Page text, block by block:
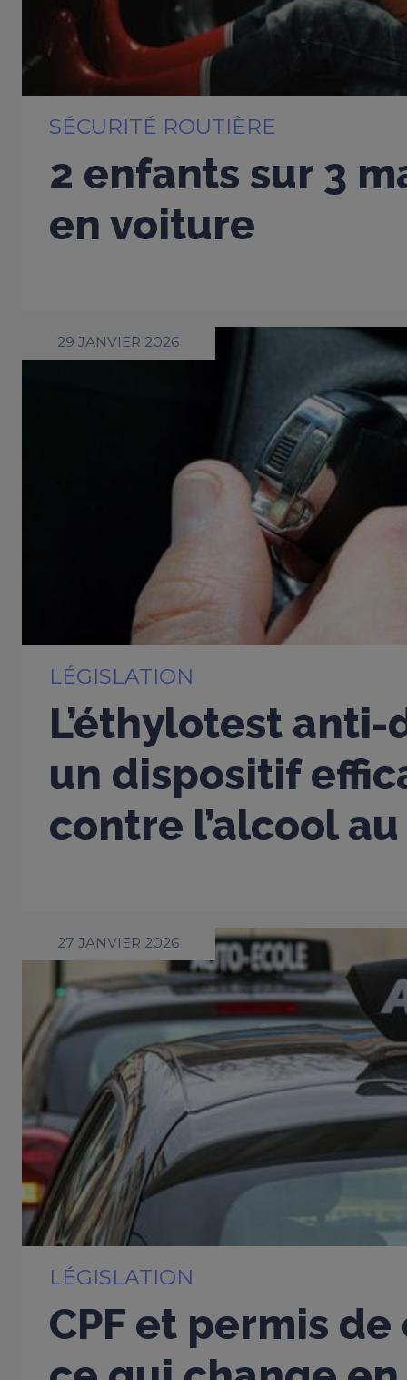
SÉCURITÉ ROUTIÈRE
2 enfants sur 3
en voiture
29 JANVIER 2026
LÉGISLATION
L’éthylotest
un dispositif
contre l’alcool
27 JANVIER 2026
LÉGISLATION
CPF et permis